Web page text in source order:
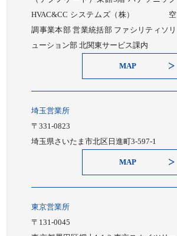
HVAC&CC システムズ（株） 空
調事業本部 営業統括部 ファシリティソリ
ューション部 北関東サービス課内
MAP
埼玉営業所
〒331-0823
埼玉県さいたま市北区日進町3-597-1
MAP
東京営業所
〒131-0045